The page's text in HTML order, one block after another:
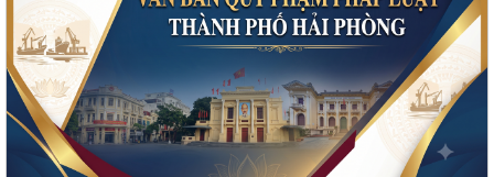
Phối hợp triển khai các hoạt động trước khi ngừng hoạt động mạng
thông tin di động công nghệ 2G
Thông báo Tuyển ứng viên điều dưỡng, nhân viên chăm sóc đi làm việc
tại Nhật Bản theo chương trình...
Thông báo tình hình sâu bệnh trên lúa Mùa, cây ăn quả và dự báo